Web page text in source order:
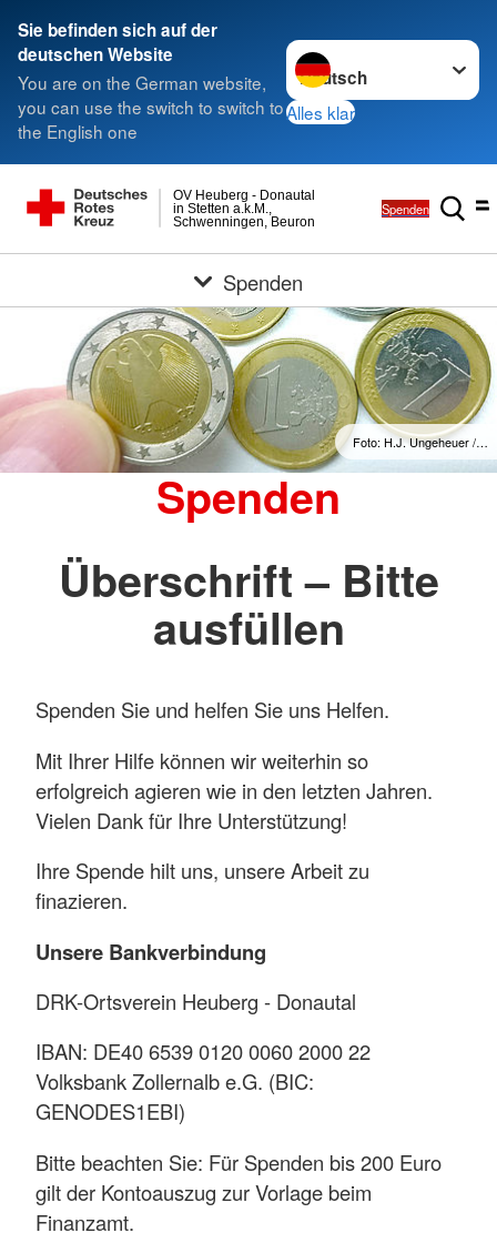
Sie befinden sich auf der
deutschen Website
You are on the German website,
you can use the switch to switch to
the English one
Sprache wechseln zu
Alles klar
Schwenningen, Beuron
in Stetten a.k.M.,
OV Heuberg - Donautal
Spenden
Spenden
Foto: H.J. Ungeheuer /…
Spenden
Überschrift – Bitte
ausfüllen
Spenden Sie und helfen Sie uns Helfen.
Mit Ihrer Hilfe können wir weiterhin so
erfolgreich agieren wie in den letzten Jahren.
Vielen Dank für Ihre Unterstützung!
Ihre Spende hilt uns, unsere Arbeit zu
finazieren.
Unsere Bankverbindung
DRK-Ortsverein Heuberg - Donautal
IBAN: DE40 6539 0120 0060 2000 22
Volksbank Zollernalb e.G. (BIC:
GENODES1EBI)
Bitte beachten Sie: Für Spenden bis 200 Euro
gilt der Kontoauszug zur Vorlage beim
Finanzamt.